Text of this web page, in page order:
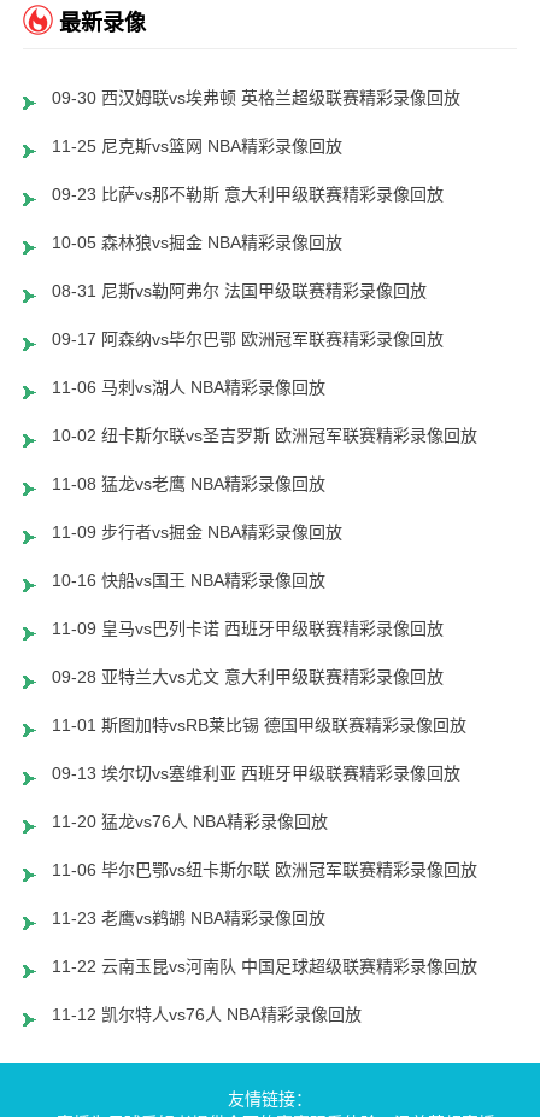
最新录像
09-30 西汉姆联vs埃弗顿 英格兰超级联赛精彩录像回放
11-25 尼克斯vs篮网 NBA精彩录像回放
09-23 比萨vs那不勒斯 意大利甲级联赛精彩录像回放
10-05 森林狼vs掘金 NBA精彩录像回放
08-31 尼斯vs勒阿弗尔 法国甲级联赛精彩录像回放
09-17 阿森纳vs毕尔巴鄂 欧洲冠军联赛精彩录像回放
11-06 马刺vs湖人 NBA精彩录像回放
10-02 纽卡斯尔联vs圣吉罗斯 欧洲冠军联赛精彩录像回放
11-08 猛龙vs老鹰 NBA精彩录像回放
11-09 步行者vs掘金 NBA精彩录像回放
10-16 快船vs国王 NBA精彩录像回放
11-09 皇马vs巴列卡诺 西班牙甲级联赛精彩录像回放
09-28 亚特兰大vs尤文 意大利甲级联赛精彩录像回放
11-01 斯图加特vsRB莱比锡 德国甲级联赛精彩录像回放
09-13 埃尔切vs塞维利亚 西班牙甲级联赛精彩录像回放
11-20 猛龙vs76人 NBA精彩录像回放
11-06 毕尔巴鄂vs纽卡斯尔联 欧洲冠军联赛精彩录像回放
11-23 老鹰vs鹈鹕 NBA精彩录像回放
11-22 云南玉昆vs河南队 中国足球超级联赛精彩录像回放
11-12 凯尔特人vs76人 NBA精彩录像回放
友情链接：